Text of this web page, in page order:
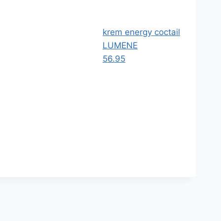
krem energy coctail
LUMENE
56.95